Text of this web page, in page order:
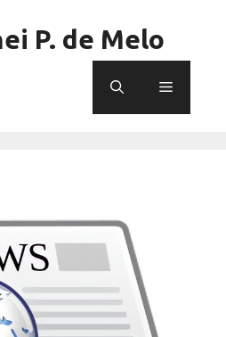
P. de Melo
Menu